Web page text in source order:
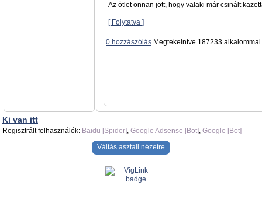
Az ötlet onnan jött, hogy valaki már csinált
[ Folytatva ]
0 hozzászólás Megtekeintve 187233 alkalommal
Ki van itt
Regisztrált felhasználók: Baidu [Spider], Google Adsense [Bot], Google [Bot]
Váltás asztali nézetre